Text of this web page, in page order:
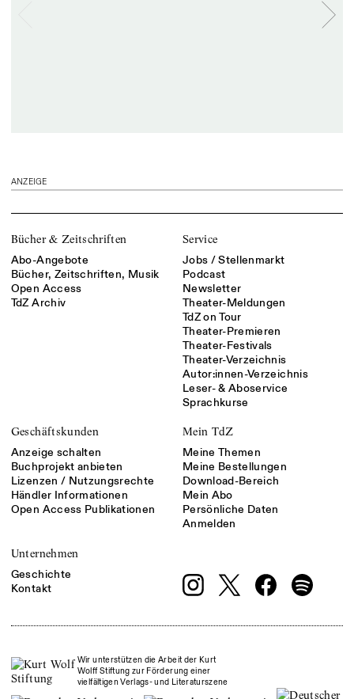
ANZEIGE
Bücher & Zeitschriften
Abo-Angebote
Bücher, Zeitschriften, Musik
Open Access
TdZ Archiv
Service
Jobs / Stellenmarkt
Podcast
Newsletter
Theater-Meldungen
TdZ on Tour
Theater-Premieren
Theater-Festivals
Theater-Verzeichnis
Autor:innen-Verzeichnis
Leser- & Aboservice
Sprachkurse
Geschäftskunden
Anzeige schalten
Buchprojekt anbieten
Lizenzen / Nutzungsrechte
Händler Informationen
Open Access Publikationen
Mein TdZ
Meine Themen
Meine Bestellungen
Download-Bereich
Mein Abo
Persönliche Daten
Anmelden
Unternehmen
Geschichte
Kontakt
Wir unterstützen die Arbeit der Kurt
Wolff Stiftung zur Förderung einer
vielfältigen Verlags- und Literaturszene